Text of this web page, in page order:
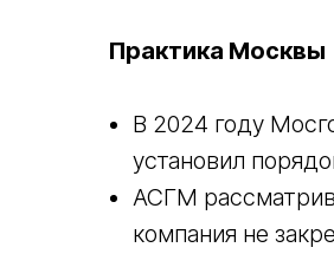
Практика Москвы
В 2024 году
установил
АСГМ
компания не